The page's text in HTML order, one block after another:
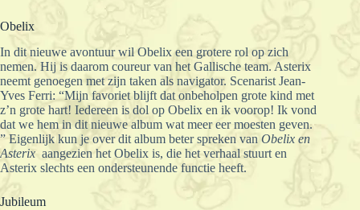
Obelix
In dit nieuwe avontuur wil Obelix een grotere rol op zich
nemen. Hij is daarom coureur van het Gallische team. Asterix
neemt genoegen met zijn taken als navigator. Scenarist Jean-
Yves Ferri: “Mijn favoriet blijft dat onbeholpen grote kind met
z’n grote hart! Iedereen is dol op Obelix en ik voorop! Ik vond
dat we hem in dit nieuwe album wat meer eer moesten geven.
” Eigenlijk kun je over dit album beter spreken van Obelix en
Asterix aangezien het Obelix is, die het verhaal stuurt en
Asterix slechts een ondersteunende functie heeft.
Jubileum